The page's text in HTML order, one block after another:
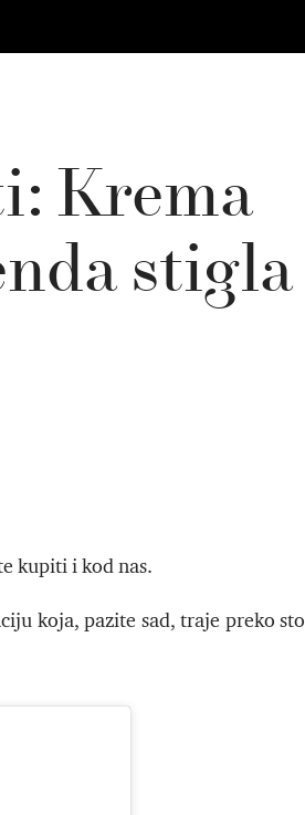
Krema
stigla
kupiti i kod nas.
koja, pazite sad, traje preko sto